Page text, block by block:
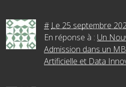
# Le 25 septembre
En réponse à : Un
Admission dans un
Artificielle et Data